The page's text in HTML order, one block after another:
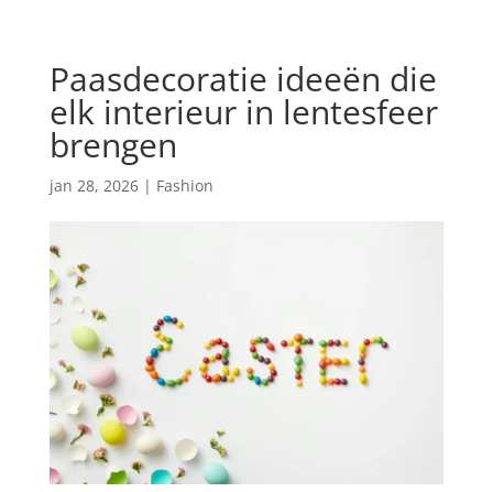
Paasdecoratie ideeën die
elk interieur in lentesfeer
brengen
jan 28, 2026| Fashion